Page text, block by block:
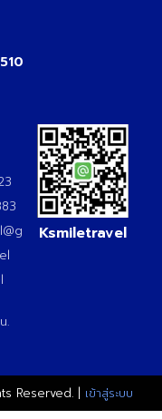
.
Ksmiletravel
Reserved. | เข้าสู่ระบบ